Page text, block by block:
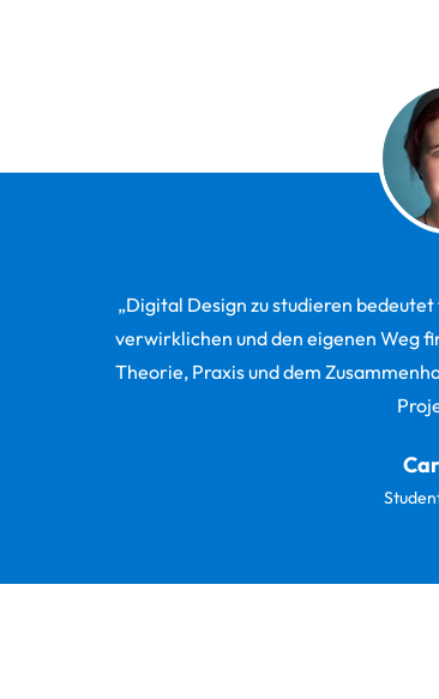
„Digital Design zu studieren
verwirklichen und den eigenen Weg
Theorie, Praxis und dem